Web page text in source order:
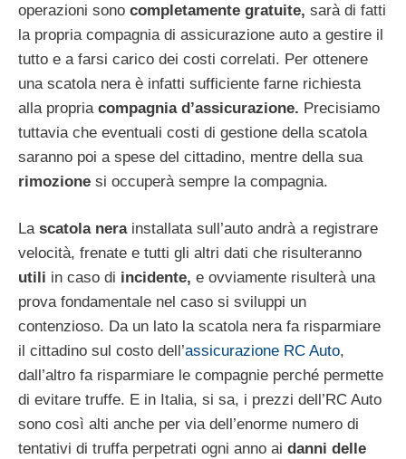
operazioni sono completamente gratuite, sarà di fatti
la propria compagnia di assicurazione auto a gestire il
tutto e a farsi carico dei costi correlati. Per ottenere
una scatola nera è infatti sufficiente farne richiesta
alla propria compagnia d’assicurazione. Precisiamo
tuttavia che eventuali costi di gestione della scatola
saranno poi a spese del cittadino, mentre della sua
rimozione si occuperà sempre la compagnia.
La scatola nerainstallata sull’auto andrà a registrare
velocità, frenate e tutti gli altri dati che risulteranno
utili in caso di incidente, e ovviamente risulterà una
prova fondamentale nel caso si sviluppi un
contenzioso. Da un lato la scatola nera fa risparmiare
il cittadino sul costo dell’assicurazione RC Auto,
dall’altro fa risparmiare le compagnie perché permette
di evitare truffe. E in Italia, si sa, i prezzi dell’RC Auto
sono così alti anche per via dell’enorme numero di
tentativi di truffa perpetrati ogni anno ai danni delle